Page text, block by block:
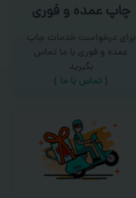
چاپ عمده و فوری
برای درخواست خدمات چاپ
عمده و فوری با ما تماس
بگیرید
( تماس با ما )